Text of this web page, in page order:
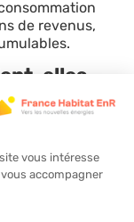
de revenus,
elles
?
4 000 à 6
de 5 à 8